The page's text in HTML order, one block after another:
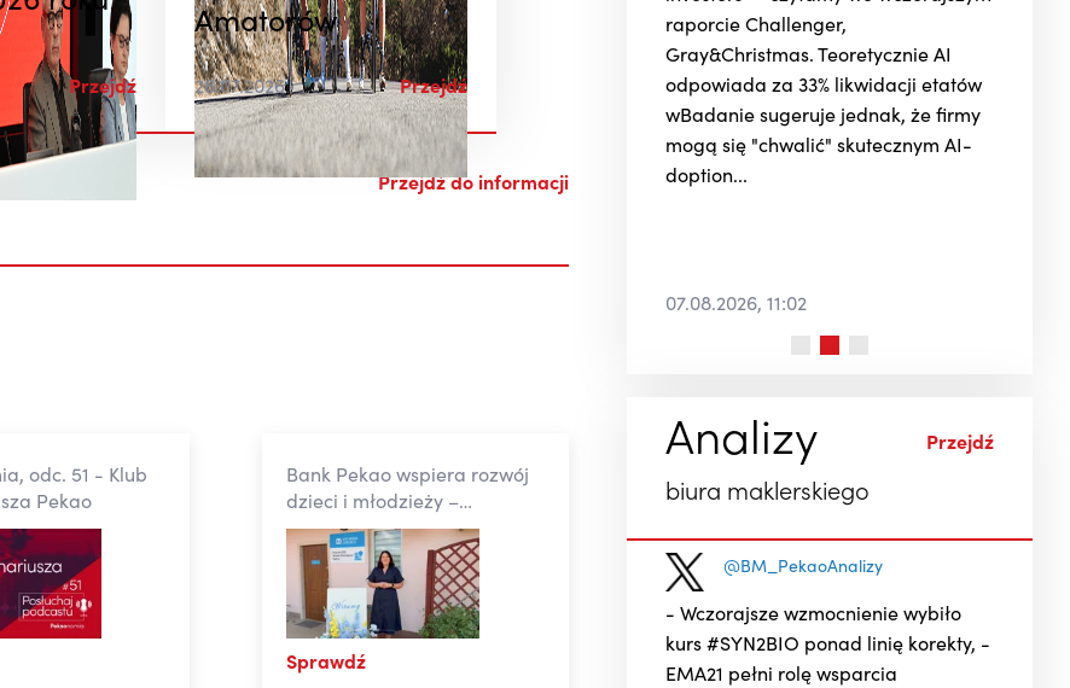
Przejdź
Amatorów
28.07.2026 Przejdź
Przejdź do informacji
odc. 51 - Klub
Pekao
Bank Pekao wspiera rozwój
dzieci i młodzieży –
powstało nowe Centrum
Specjalistyczne SOS w
Karlinie
Sprawdź
rewizja za czerwiec Płaca
godzinowa +3,2% r/r nominalnie
prawdop. realny spadek płac.
Gołębie w Fed mają powody do
radości. ...
raporcie Challenger,
Gray&Christmas. Teoretycznie AI
odpowiada za 33% likwidacji etatów
wBadanie sugeruje jednak, że firmy
mogą się "chwalić" skutecznym AI-
doption...
07.08.2026, 11:02
Analizy Przejdź
biura maklerskiego
@BM_PekaoAnalizy
Nie wiem jak wam, ale mi ta
jeszcze bardziej. Po styczniowym
@BM_PekaoAnalizy
- Wczorajsze wzmocnienie wybiło
kurs #SYN2BIO ponad linię korekty, -
EMA21 pełni rolę wsparcia